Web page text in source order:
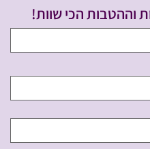
הכי שוות!